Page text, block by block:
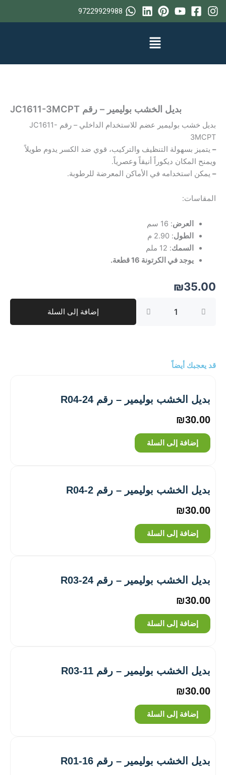
تخطي
إلى
97229929988
بديل الخشب بوليمير – رقم JC1611-3MCPT
بديل خشب بوليمير عضم للاستخدام الداخلي – رقم JC1611-
3MCPT
– يتميز بسهولة التنظيف والتركيب، قوي ضد الكسر يدوم طويلاً
ويمنح المكان ديكوراً أنيقاً وعصرياً.
– يمكن استخدامه في الأماكن المعرضة للرطوبة.
المقاسات:
العرض: 16 سم
الطول: 2.90 م
السمك: 12 ملم
يوجد في الكرتونة 16 قطعة.
₪35.00
JC1611-
إضافة إلى السلة
قد يعجبك أيضاً
بديل الخشب بوليمير – رقم R04-24
₪30.00
إضافة إلى السلة
بديل الخشب بوليمير – رقم R04-2
₪30.00
إضافة إلى السلة
بديل الخشب بوليمير – رقم R03-24
₪30.00
إضافة إلى السلة
بديل الخشب بوليمير – رقم R03-11
₪30.00
إضافة إلى السلة
بديل الخشب بوليمير – رقم R01-16